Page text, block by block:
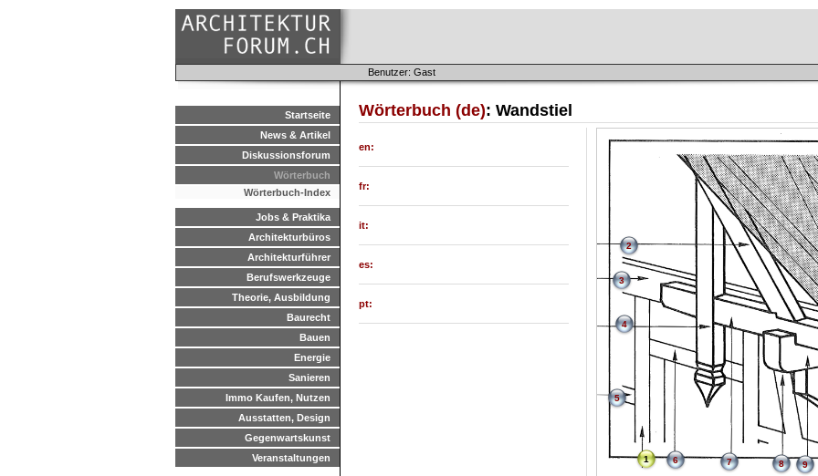
Benutzer: Gast
Startseite
News & Artikel
Diskussionsforum
Wörterbuch
Wörterbuch-Index
Jobs & Praktika
Architekturbüros
Architekturführer
Berufswerkzeuge
Theorie, Ausbildung
Baurecht
Bauen
Energie
Sanieren
Immo Kaufen, Nutzen
Ausstatten, Design
Gegenwartskunst
Veranstaltungen
Wörterbuch (de): Wandstiel
1
2
3
4
5
6 7 8 9
en:
fr:
it:
es:
pt: